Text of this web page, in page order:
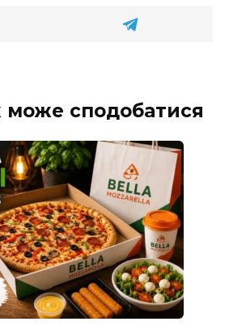
може сподобатися